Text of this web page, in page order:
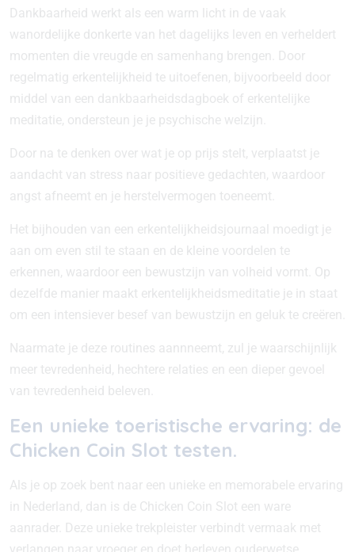
Dankbaarheid werkt als een warm licht in de vaak
wanordelijke donkerte van het dagelijks leven en verheldert
momenten die vreugde en samenhang brengen. Door
regelmatig erkentelijkheid te uitoefenen, bijvoorbeeld door
middel van een dankbaarheidsdagboek of erkentelijke
meditatie, ondersteun je je psychische welzijn.
Door na te denken over wat je op prijs stelt, verplaatst je
aandacht van stress naar positieve gedachten, waardoor
angst afneemt en je herstelvermogen toeneemt.
Het bijhouden van een erkentelijkheidsjournaal moedigt je
aan om even stil te staan en de kleine voordelen te
erkennen, waardoor een bewustzijn van volheid vormt. Op
dezelfde manier maakt erkentelijkheidsmeditatie je in staat
om een intensiever besef van bewustzijn en geluk te creëren.
Naarmate je deze routines aannneemt, zul je waarschijnlijk
meer tevredenheid, hechtere relaties en een dieper gevoel
van tevredenheid beleven.
Een unieke toeristische ervaring: de
Chicken Coin Slot testen.
Als je op zoek bent naar een unieke en memorabele ervaring
in Nederland, dan is de Chicken Coin Slot een ware
aanrader. Deze unieke trekpleister verbindt vermaak met